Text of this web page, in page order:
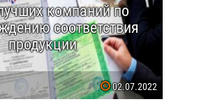
компаний по
соответствия
продукции
02.07.2022